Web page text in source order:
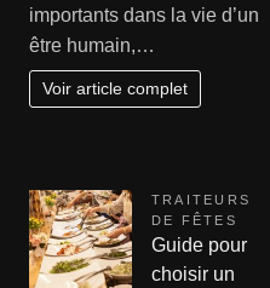
importants dans la vie d’un
être humain,…
Voir article complet
TRAITEURS
DE FÊTES
Guide pour
choisir un